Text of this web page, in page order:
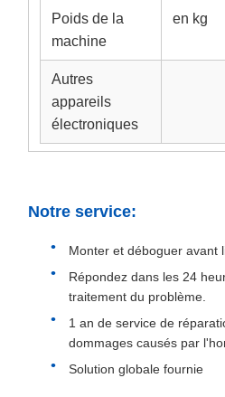
Poids de la
machine
en kg
Autres
appareils
électroniques
Notre service:
Monter et déboguer avant
Répondez dans les 24
traitement du problème.
1 an de service de
dommages causés par
Solution globale fournie